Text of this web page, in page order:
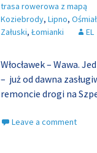
trasa rowerowa z mapą
Koziebrody, Lipno,
Załuski, Łomianki EL
Włocławek – Wawa.
– już od dawna
remoncie drogi na
Leave a comment